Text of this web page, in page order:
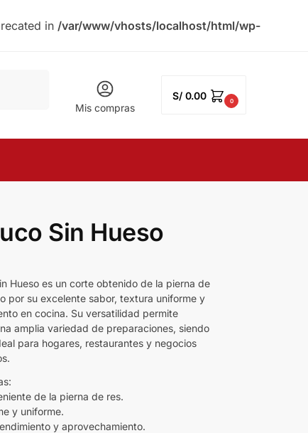
in /var/www/vhosts/localhost/html/wp-
Mis compras
S/0.00 0
Sin Hueso
Hueso es un corte obtenido de la pierna de
por su excelente sabor, textura uniforme y
en cocina. Su versatilidad permite
amplia variedad de preparaciones, siendo
para hogares, restaurantes y negocios
de la pierna de res.
y uniforme.
y aprovechamiento.